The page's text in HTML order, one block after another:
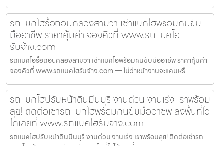
รถแบคโฮรื้อถอนคลองสามวา เช่าแบคโฮพร้อมคนขับ
มืออาชีพ ราคาคุ้มค่า จองคิวที่ www.รถแบคโฮ
รับจ้าง.com
รถแบคโฮรื้อถอนคลองสามวา เช่าแบคโฮพร้อมคนขับมืออาชีพ ราคาคุ้มค่า
จองคิวที่ www.รถแบคโฮรับจ้าง.com — ไม่ว่าหน้างานจะแคบหรื
รถแบคโฮปรับหน้าดินมีนบุรี งานด่วน งานเร่ง เราพร้อม
ลุย! ติดต่อเช่ารถแบคโฮพร้อมคนขับมืออาชีพ ลงพื้นที่ไว
ได้เลยที่ www.รถแบคโฮรับจ้าง.com
รถแบคโฮปรับหน้าดินมีนบุรี งานด่วน งานเร่ง เราพร้อมลุย! ติดต่อเช่ารถ